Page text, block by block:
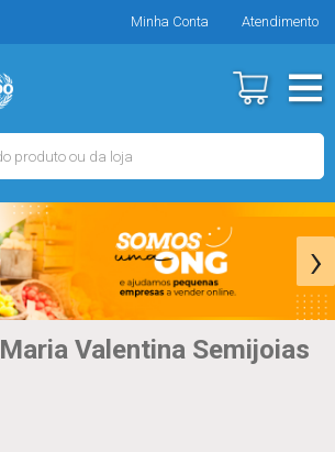
Minha Conta Atendimento
›
Maria Valentina Semijoias